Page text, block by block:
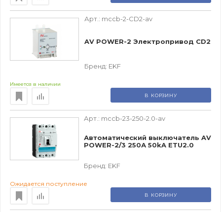
Арт.: mccb-2-CD2-av
AV POWER-2 Электропривод CD2
Бренд: EKF
Имеется в наличии
В КОРЗИНУ
Арт.: mccb-23-250-2.0-av
Автоматический выключатель AV
POWER-2/3 250А 50kA ETU2.0
Бренд: EKF
Ожидается поступление
В КОРЗИНУ